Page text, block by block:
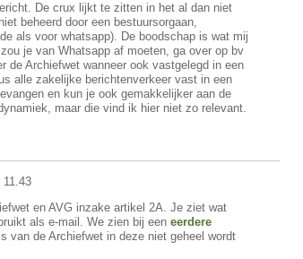
De crux lijkt te zitten in het al dan niet
beheerd door een bestuursorgaan,
als voor whatsapp). De boodschap is wat mij
je van Whatsapp af moeten, ga over op bv
de Archiefwet wanneer ook vastgelegd in een
alle zakelijke berichtenverkeer vast in een
en kun je ook gemakkelijker aan de
maar die vind ik hier niet zo relevant.
11.43
en AVG inzake artikel 2A. Je ziet wat
als e-mail. We zien bij een eerdere
van de Archiefwet in deze niet geheel wordt